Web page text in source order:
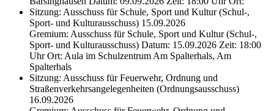
Sitzung: Ausschuss für Schule, Sport und Kultur (Schul-,
Sport- und Kulturausschuss) 15.09.2026
Gremium: Ausschuss für Schule, Sport und Kultur (Schul-,
Sport- und Kulturausschuss) Datum: 15.09.2026 Zeit: 18:00
Uhr Ort: Aula im Schulzentrum Am Spalterhals, Am
Spalterhals
Sitzung: Ausschuss für Feuerwehr, Ordnung und
Straßenverkehrsangelegenheiten (Ordnungsausschuss)
16.09.2026